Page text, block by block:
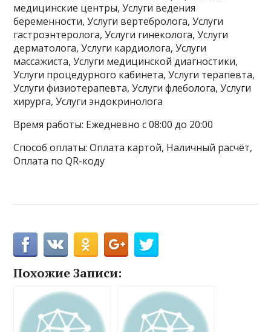
медицинские центры, Услуги ведения
беременности, Услуги вертебролога, Услуги
гастроэнтеролога, Услуги гинеколога, Услуги
дерматолога, Услуги кардиолога, Услуги
массажиста, Услуги медицинской диагностики,
Услуги процедурного кабинета, Услуги терапевта,
Услуги физиотерапевта, Услуги флеболога, Услуги
хирурга, Услуги эндокринолога
Время работы: Ежедневно с 08:00 до 20:00
Способ оплаты: Оплата картой, Наличный расчёт,
Оплата по QR-коду
Похожие Записи: